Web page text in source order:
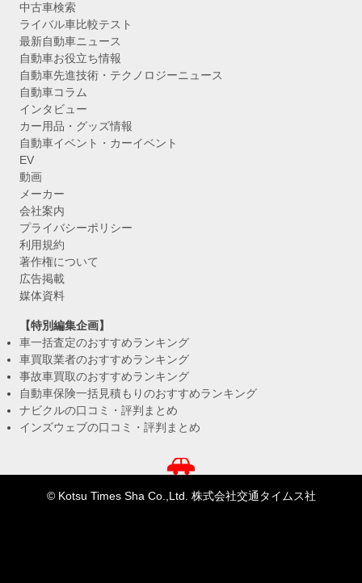
中古車検索
ライバル車比較テスト
最新自動車ニュース
自動車お役立ち情報
自動車先進技術・テクノロジーニュース
自動車コラム
インタビュー
カー用品・グッズ情報
自動車イベント・カーイベント
EV
動画
メーカー
会社案内
プライバシーポリシー
利用規約
著作権について
広告掲載
媒体資料
【特別編集企画】
車一括査定のおすすめランキング
車買取業者のおすすめランキング
事故車買取のおすすめランキング
自動車保険一括見積もりのおすすめランキング
ナビクルの口コミ・評判まとめ
インズウェブの口コミ・評判まとめ
© Kotsu Times Sha Co.,Ltd. 株式会社交通タイムス社